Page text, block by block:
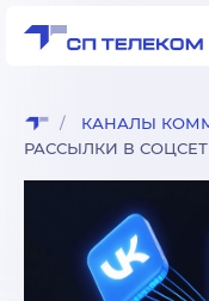
КАНАЛЫ
РАССЫЛКИ В